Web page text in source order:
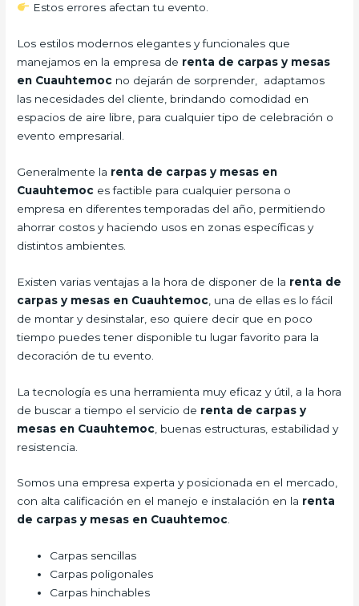
Estos errores afectan tu evento.
Los estilos modernos elegantes y funcionales que
manejamos en la empresa de renta de carpas y mesas
en Cuauhtemoc no dejarán de sorprender, adaptamos
las necesidades del cliente, brindando comodidad en
espacios de aire libre, para cualquier tipo de celebración o
evento empresarial.
Generalmente la renta de carpas y mesas en
Cuauhtemoc es factible para cualquier persona o
empresa en diferentes temporadas del año, permitiendo
ahorrar costos y haciendo usos en zonas específicas y
distintos ambientes.
Existen varias ventajas a la hora de disponer de la renta de
carpas y mesas en Cuauhtemoc , una de ellas es lo fácil
de montar y desinstalar, eso quiere decir que en poco
tiempo puedes tener disponible tu lugar favorito para la
decoración de tu evento.
La tecnología es una herramienta muy eficaz y útil, a la hora
de buscar a tiempo el servicio de renta de carpas y
mesas en Cuauhtemoc , buenas estructuras, estabilidad y
resistencia.
Somos una empresa experta y posicionada en el mercado,
con alta calificación en el manejo e instalación en la renta
de carpas y mesas en Cuauhtemoc.
Carpas sencillas
Carpas poligonales
Carpas hinchables